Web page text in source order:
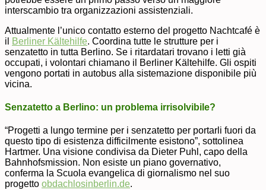
interscambio tra organizzazioni assistenziali.
Attualmente l’unico contatto esterno del progetto Nachtcafé è
il
Berliner Kältehilfe. Coordina tutte le strutture per i
senzatetto in tutta Berlino. Se i ritardatari trovano i letti già
occupati, i volontari chiamano il Berliner Kältehilfe. Gli ospiti
vengono portati in autobus alla sistemazione disponibile più
vicina.
Senzatetto a Berlino: un problema irrisolvibile?
“Progetti a lungo termine per i senzatetto per portarli fuori da
questo tipo di esistenza difficilmente esistono”, sottolinea
Hartmer. Una visione condivisa da Dieter Puhl, capo della
Bahnhofsmission. Non esiste un piano governativo,
conferma la Scuola evangelica di giornalismo nel suo
progetto obdachlosinberlin.de.